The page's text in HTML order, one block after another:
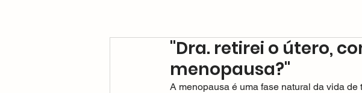
"Dra. retirei o útero,
menopausa?"
A menopausa é uma fase natural da vida